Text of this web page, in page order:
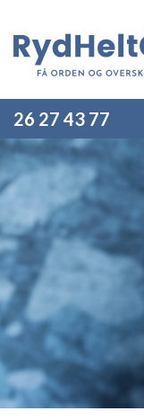
hovedindhold
26 27 43 77